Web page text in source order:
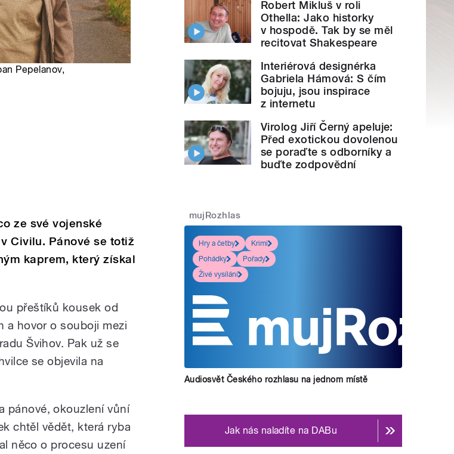
Pepelanov,
ze své vojenské
Civilu. Pánové se totiž
kaprem, který získal
přeštíků kousek od
a hovor o souboji mezi
Švihov. Pak už se
se objevila na
pánové, okouzlení vůní
chtěl vědět, která ryba
něco o procesu uzení
Robert Mikluš v roli
Othella: Jako historky
v hospodě. Tak by se měl
recitovat Shakespeare
Interiérová designérka
Gabriela Hámová: S čím
bojuju, jsou inspirace
z internetu
Virolog Jiří Černý apeluje:
Před exotickou dovolenou
se poraďte s odborníky a
buďte zodpovědní
mujRozhlas
Hry a četby
Krimi
Pohádky
Pořady
Živé vysílání
Audiosvět Českého rozhlasu na jednom místě
Jak nás naladíte na DABu